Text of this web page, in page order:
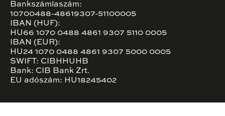
Bankszámlaszám:
10700488-48619307-51100005
IBAN (HUF):
HU66 1070 0488 4861 9307 5110 0005
IBAN (EUR):
HU24 1070 0488 4861 9307 5000 0005
SWIFT: CIBHHUHB
Bank: CIB Bank Zrt.
EU adószám: HU18245402